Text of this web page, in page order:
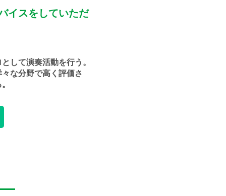
イスをしていただ
して演奏活動を行う。
な分野で高く評価さ